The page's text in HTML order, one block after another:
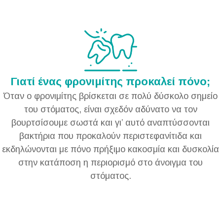
Γιατί ένας φρονιμίτης προκαλεί πόνο;
Όταν ο φρονιμίτης βρίσκεται σε πολύ δύσκολο σημείο
του στόματος, είναι σχεδόν αδύνατο να τον
βουρτσίσουμε σωστά και γι’ αυτό αναπτύσσονται
βακτήρια που προκαλούν περιστεφανίτιδα και
εκδηλώνονται με πόνο πρήξιμο κακοσμία και δυσκολία
στην κατάποση η περιορισμό στο άνοιγμα του
στόματος.